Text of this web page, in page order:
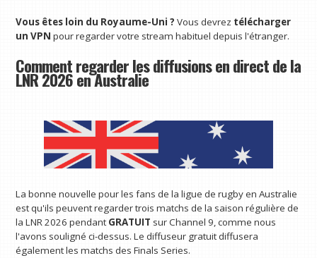
Vous êtes loin du Royaume-Uni ? Vous devrez télécharger
un VPN pour regarder votre stream habituel depuis l'étranger.
Comment regarder les diffusions en direct de la
LNR 2026 en Australie
La bonne nouvelle pour les fans de la ligue de rugby en Australie
est qu'ils peuvent regarder trois matchs de la saison régulière de
la LNR 2026 pendant GRATUIT sur Channel 9, comme nous
l'avons souligné ci-dessus. Le diffuseur gratuit diffusera
également les matchs des Finals Series.